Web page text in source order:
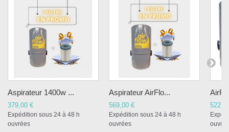
Aspirateur 1400w ...
379,00 €
Expédition sous 24 à 48 h
ouvrées
Aspirateur AirFlo...
569,00 €
Expédition sous 24 à 48 h
ouvrées